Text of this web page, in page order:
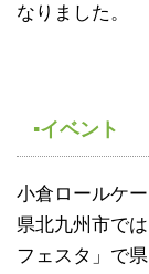
なりました。
▪イベント
小倉ロールケ
県北九州市で
フェスタ」で